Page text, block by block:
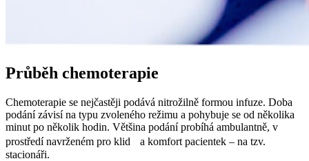
Průběh chemoterapie
Chemoterapie se nejčastěji podává nitrožilně formou infuze. Doba
podání závisí na typu zvoleného režimu a pohybuje se od několika
minut po několik hodin. Většina podání probíhá ambulantně, v
prostředí navrženém pro klid a komfort pacientek – na tzv.
stacionáři.